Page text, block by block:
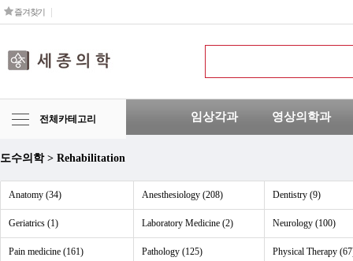
즐겨찾기
전체카테고리 임상각과 영상의학과
도수의학 > Rehabilitation
Anatomy (34) Anesthesiology (208) Dentistry (9)
Geriatrics (1) Laboratory Medicine (2) Neurology (100)
Pain medicine (161) Pathology (125) Physical Therapy